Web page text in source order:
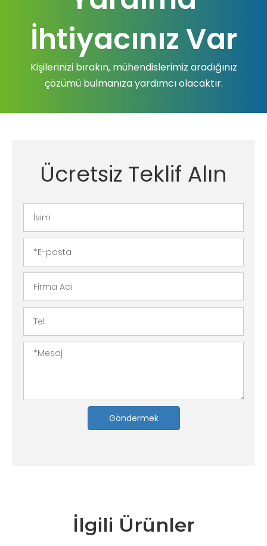
İhtiyacınız Var
Kişilerinizi bırakın, mühendislerimiz aradığınız
çözümü bulmanıza yardımcı olacaktır.
Ücretsiz Teklif Alın
Göndermek
İlgili Ürünler